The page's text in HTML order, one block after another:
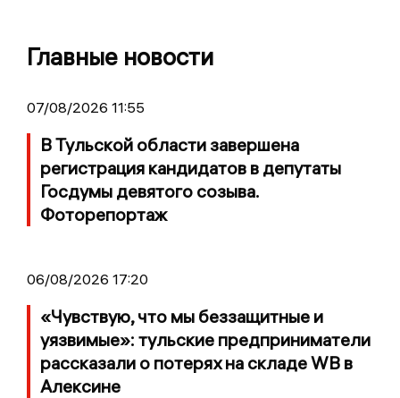
Главные новости
07/08/2026 11:55
В Тульской области завершена
регистрация кандидатов в депутаты
Госдумы девятого созыва.
Фоторепортаж
06/08/2026 17:20
«Чувствую, что мы беззащитные и
уязвимые»: тульские предприниматели
рассказали о потерях на складе WB в
Алексине